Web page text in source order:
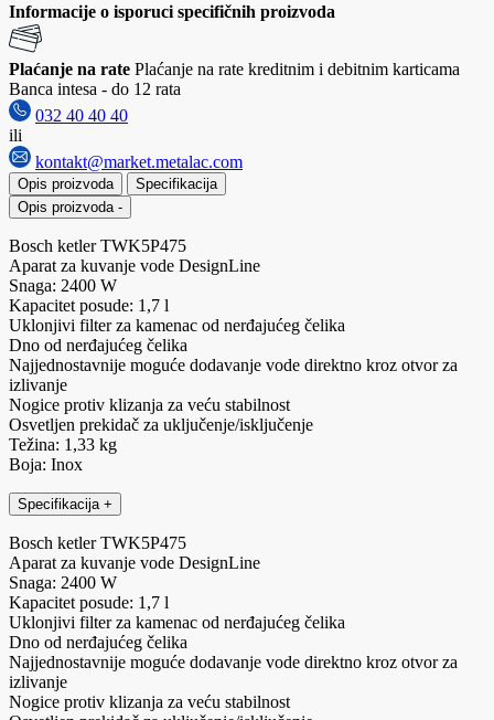
Informacije o isporuci specifičnih proizvoda
Plaćanje na rate Plaćanje na rate kreditnim i debitnim karticama
Banca intesa - do 12 rata
032 40 40 40
ili
kontakt@market.metalac.com
Opis proizvoda
Specifikacija
Opis proizvoda -
Bosch ketler TWK5P475
Aparat za kuvanje vode DesignLine
Snaga: 2400 W
Kapacitet posude: 1,7 l
Uklonjivi filter za kamenac od nerđajućeg čelika
Dno od nerđajućeg čelika
Najjednostavnije moguće dodavanje vode direktno kroz otvor za
izlivanje
Nogice protiv klizanja za veću stabilnost
Osvetljen prekidač za uključenje/isključenje
Težina: 1,33 kg
Boja: Inox
Specifikacija +
Bosch ketler TWK5P475
Aparat za kuvanje vode DesignLine
Snaga: 2400 W
Kapacitet posude: 1,7 l
Uklonjivi filter za kamenac od nerđajućeg čelika
Dno od nerđajućeg čelika
Najjednostavnije moguće dodavanje vode direktno kroz otvor za
izlivanje
Nogice protiv klizanja za veću stabilnost